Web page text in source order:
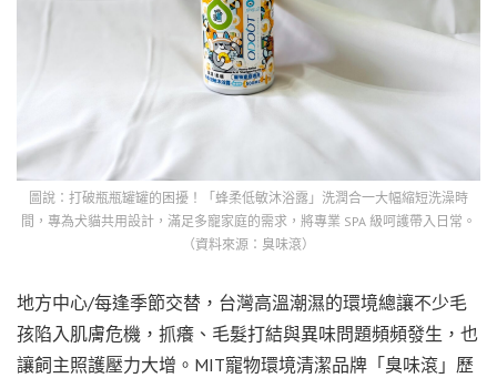
圖說：打破瓶瓶罐罐的困擾！「蜂柔低敏沐浴露」洗潤合一大幅縮短洗澡時
間，專為犬貓共用設計，滿足多寵家庭的需求，將專業 SPA 級呵護帶入日常。
（資料來源：臭味滾）
地方中心/每逢季節交替，台灣高溫潮濕的環境總讓不少毛
孩陷入肌膚危機，抓癢、毛髮打結與異味問題頻頻發生，也
讓飼主照護壓力大增。MIT寵物環境清潔品牌「臭味滾」歷